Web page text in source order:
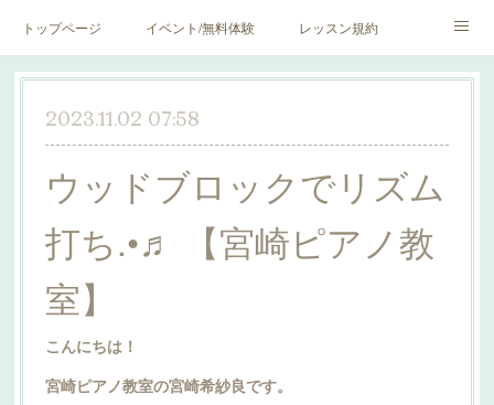
トップページ イベント/無料体験 レッスン規約
blog♪ SNS♪
2023.11.02 07:58
ウッドブロックでリズム
打ち.•♬ 【宮崎ピアノ教
室】
こんにちは！
宮崎ピアノ教室の宮崎希紗良です。